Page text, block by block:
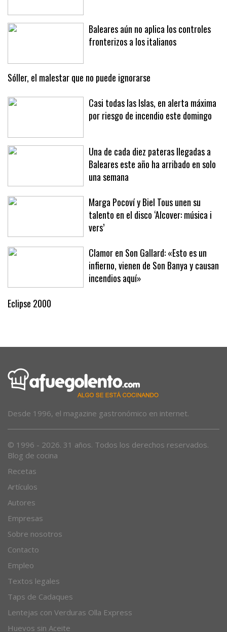
Baleares aún no aplica los controles
fronterizos a los italianos
Sóller, el malestar que no puede ignorarse
Casi todas las Islas, en alerta máxima
por riesgo de incendio este domingo
Una de cada diez pateras llegadas a
Baleares este año ha arribado en solo
una semana
Marga Pocoví y Biel Tous unen su
talento en el disco ‘Alcover: música i
vers’
Clamor en Son Gallard: «Esto es un
infierno, vienen de Son Banya y causan
incendios aquí»
Eclipse 2000
Desde 1996, el magazine gastronómico en internet.
© 1996 - 2026. 31 años. Todos los derechos reservados.
Blog de cocina
Recetas
Artículos
Autores
Empresas
Sobre nosotros
Contacto
Empleo
Textos legales
Taps de Cadaques
Lentejas con Verduras Olla Express
Huevos sin Aceite